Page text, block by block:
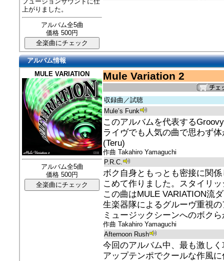
上がりました。
アルバム全5曲
価格 500円
アルバム情報
MULE VARIATION
アルバム全5曲
価格 500円
Mule Variation 2
収録曲／試聴
Mule’s Funk
このアルバムを代表する
ライヴでも人気の曲で思わず
(Teru)
作曲 Takahiro Yamaguchi
P.R.C.
ボク自身ともっとも密接に関
こめて作りました。スタイリ
この曲はMULE VARIATION流
生楽器隊によるグルーヴ重視
ミュージックシーンへのボク
作曲 Takahiro Yamaguchi
Afternoon Rush
今回のアルバム中、最も激し
アップテンポでクールな作風